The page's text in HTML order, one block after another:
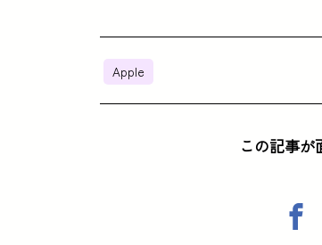
Apple
この記事が